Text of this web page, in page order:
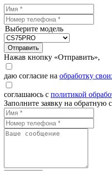
Выберите модель
Отправить
Нажав кнопку «Отправить»,
даю согласие на обработку
соглашаюсь с политикой
Заполните заявку на обратную